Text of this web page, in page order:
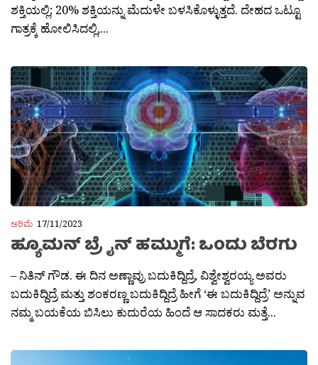
ಶಕ್ತಿಯಲ್ಲಿ; 20% ಶಕ್ತಿಯನ್ನು ಮೆದುಳೇ ಬಳಸಿಕೊಳ್ಳುತ್ತದೆ. ದೇಹದ ಒಟ್ಟೂ
ಗಾತ್ರಕ್ಕೆ ಹೋಲಿಸಿದಲ್ಲಿ,...
ಅರಿಮೆ 17/11/2023
ಹ್ಯೂಮನ್ ಬ್ರೈನ್ ಹಮ್ಮುಗೆ: ಒಂದು ಬೆರಗು
– ನಿತಿನ್ ಗೌಡ. ಈ ದಿನ ಅಣ್ಣಾವ್ರು ಬದುಕಿದ್ದಿದ್ರೆ, ವಿಶ್ವೇಶ್ವರಯ್ಯ ಅವರು
ಬದುಕಿದ್ದಿದ್ರೆ ಮತ್ತು ಶಂಕರಣ್ಣ ಬದುಕಿದ್ದಿದ್ರೆ ಹೀಗೆ ‘ಈ ಬದುಕಿದ್ದಿದ್ರೆ’ ಅನ್ನುವ
ನಮ್ಮ ಬಯಕೆಯ ಬಿಸಿಲು‌ ಕುದುರೆಯ ಹಿಂದೆ ಆ ಸಾದಕರು ಮತ್ತೆ...